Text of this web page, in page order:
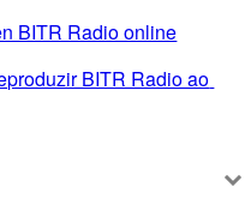
BITR Radio online
BITR Radio ao